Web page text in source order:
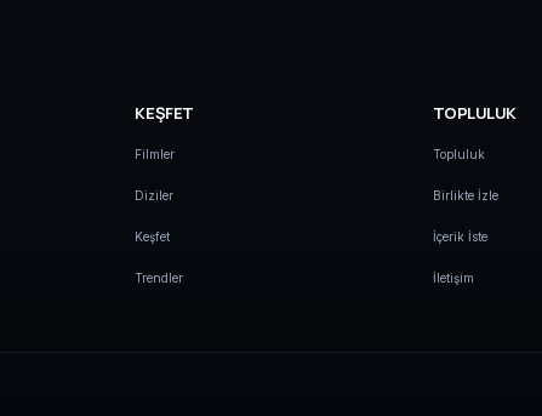
KEŞFET
Filmler
Diziler
Keşfet
Trendler
TOPLULUK
Topluluk
Birlikte İzle
İçerik İste
İletişim